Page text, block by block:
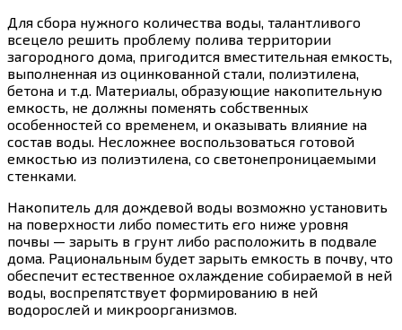
Для сбора нужного количества воды, талантливого
всецело решить проблему полива территории
загородного дома, пригодится вместительная емкость,
выполненная из оцинкованной стали, полиэтилена,
бетона и т.д. Материалы, образующие накопительную
емкость, не должны поменять собственных
особенностей со временем, и оказывать влияние на
состав воды. Несложнее воспользоваться готовой
емкостью из полиэтилена, со светонепроницаемыми
стенками.
Накопитель для дождевой воды возможно установить
на поверхности либо поместить его ниже уровня
почвы — зарыть в грунт либо расположить в подвале
дома. Рациональным будет зарыть емкость в почву, что
обеспечит естественное охлаждение собираемой в ней
воды, воспрепятствует формированию в ней
водорослей и микроорганизмов.